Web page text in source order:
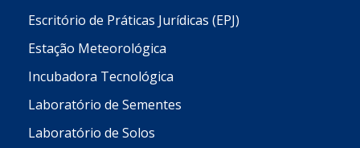
Escritório de Práticas Jurídicas (EPJ)
Estação Meteorológica
Incubadora Tecnológica
Laboratório de Sementes
Laboratório de Solos